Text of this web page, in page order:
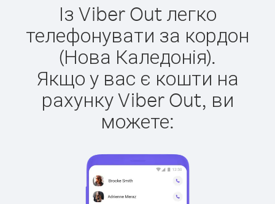
Із Viber Out легко
телефонувати за кордон
(Нова Каледонія).
Якщо у вас є кошти на
рахунку Viber Out, ви
можете: